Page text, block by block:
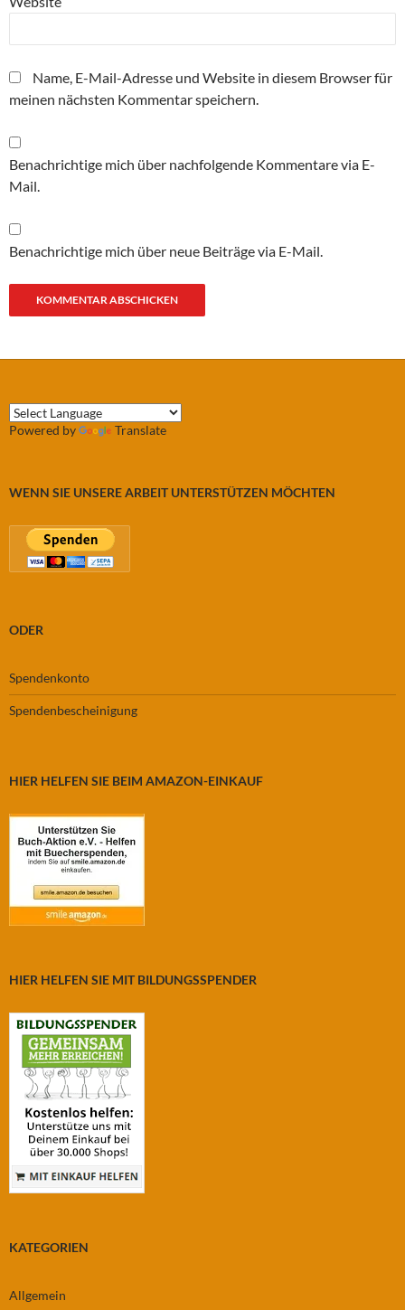
Name, E-Mail-Adresse und Website in diesem Browser für
meinen nächsten Kommentar speichern.
Benachrichtige mich über nachfolgende Kommentare via E-
Mail.
Benachrichtige mich über neue Beiträge via E-Mail.
Powered by Translate
WENN SIE UNSERE ARBEIT UNTERSTÜTZEN MÖCHTEN
ODER
Spendenkonto
Spendenbescheinigung
HIER HELFEN SIE BEIM AMAZON-EINKAUF
HIER HELFEN SIE MIT BILDUNGSSPENDER
KATEGORIEN
Allgemein